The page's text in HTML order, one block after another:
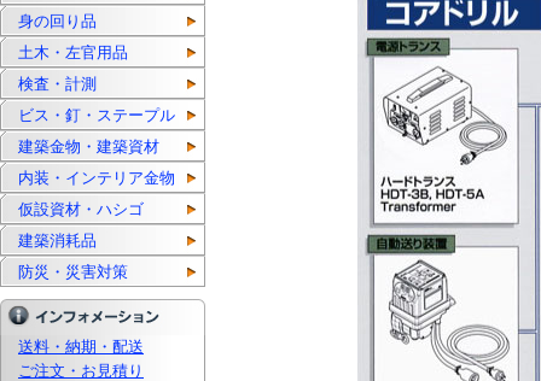
身の回り品
土木・左官用品
検査・計測
ビス・釘・ステープル
建築金物・建築資材
内装・インテリア金物
仮設資材・ハシゴ
建築消耗品
防災・災害対策
送料・納期・配送
ご注文・お見積り